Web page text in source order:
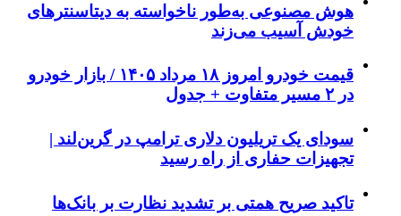
هوش مصنوعی به‌طور ناخواسته به دیتاسنترهای
خودش آسیب می‌زند
قیمت خودرو امروز ۱۸ مرداد ۱۴۰۵ / بازار خودرو
در ۲ مسیر متفاوت + جدول
سودای یک تریلیون دلاری ترامپ در گرین‌لند |
تجهیزات حفاری از راه رسید
تاکید صریح همتی بر تشدید نظارت بر بانک‌ها